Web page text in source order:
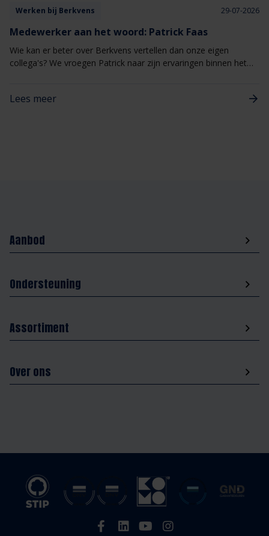
Werken bij Berkvens 29-07-2026
Medewerker aan het woord: Patrick Faas
Wie kan er beter over Berkvens vertellen dan onze eigen
collega's? We vroegen Patrick naar zijn ervaringen binnen het
Lees meer
Aanbod
Ondersteuning
Assortiment
Over ons